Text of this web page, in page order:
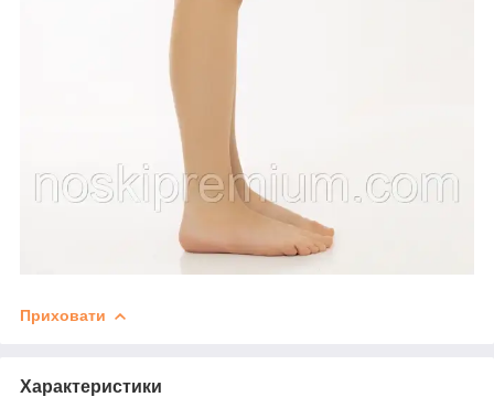
Приховати
Характеристики